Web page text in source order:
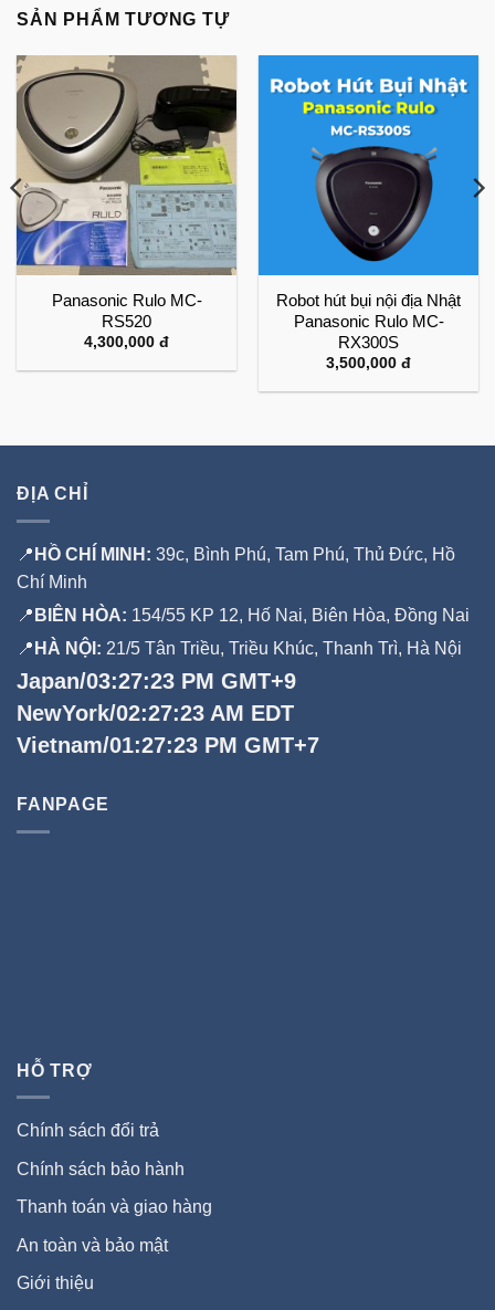
SẢN PHẨM TƯƠNG TỰ
Panasonic Rulo MC-
RS520
4,300,000 đ
Robot hút bụi nội địa Nhật
Panasonic Rulo MC-
RX300S
3,500,000 đ
ĐỊA CHỈ
📍 HỒ CHÍ MINH: 39c, Bình Phú, Tam Phú, Thủ Đức, Hồ
Chí Minh
📍 BIÊN HÒA: 154/55 KP 12, Hố Nai, Biên Hòa, Đồng Nai
📍 HÀ NỘI: 21/5 Tân Triều, Triều Khúc, Thanh Trì, Hà Nội
Japan/03:27:24 PM GMT+9
NewYork/02:27:24 AM EDT
Vietnam/01:27:24 PM GMT+7
FANPAGE
HỖ TRỢ
Chính sách đổi trả
Chính sách bảo hành
Thanh toán và giao hàng
An toàn và bảo mật
Giới thiệu